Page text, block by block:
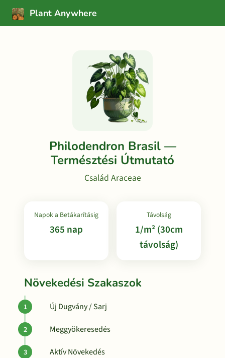
Plant Anywhere
Philodendron Brasil —
Természtési Útmutató
Család Araceae
Napok a Betákarításig
365 nap
Távolság
1/m² (30cm
távolság)
Növekedési Szakaszok
Új Dugvány / Sarj
Meggyökeresedés
Aktív Növekedés